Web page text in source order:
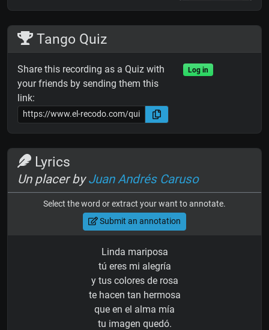
Tango Quiz
Share this recording as a Quiz with
your friends by sending them this
link:
Log in
Lyrics
Un placer byJuan Andrés Caruso
Select the word or extract your want to annotate.
Submit an annotation
Linda mariposa
tú eres mi alegría
y tus colores de rosa
te hacen tan hermosa
que en el alma mía
tu imagen quedó.